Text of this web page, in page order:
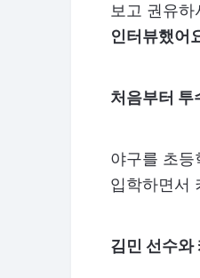
보고 권유하
인터뷰했어
처음부터 투
야구를 초
입학하면서
김민 선수와